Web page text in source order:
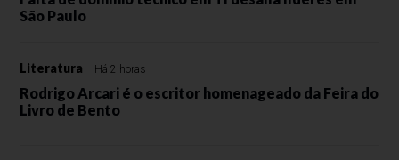
São Paulo
Literatura Há 2 horas
Rodrigo Arcari é o escritor homenageado da Feira do
Livro de Bento